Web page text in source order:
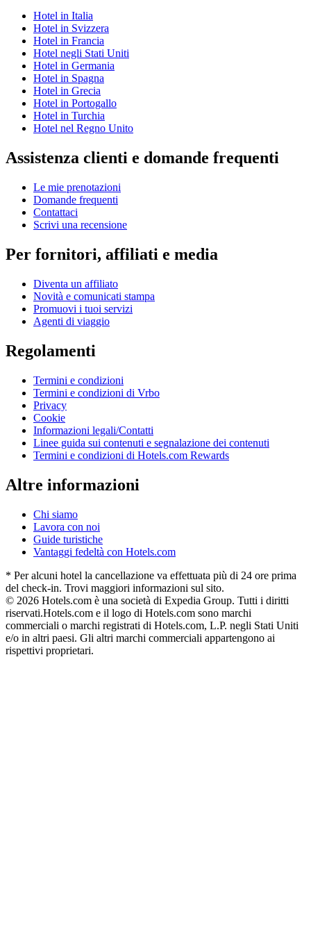
Hotel in Italia
Hotel in Svizzera
Hotel in Francia
Hotel negli Stati Uniti
Hotel in Germania
Hotel in Spagna
Hotel in Grecia
Hotel in Portogallo
Hotel in Turchia
Hotel nel Regno Unito
Assistenza clienti e domande frequenti
Le mie prenotazioni
Domande frequenti
Contattaci
Scrivi una recensione
Per fornitori, affiliati e media
Diventa un affiliato
Novità e comunicati stampa
Promuovi i tuoi servizi
Agenti di viaggio
Regolamenti
Termini e condizioni
Termini e condizioni di Vrbo
Privacy
Cookie
Informazioni legali/Contatti
Linee guida sui contenuti e segnalazione dei contenuti
Termini e condizioni di Hotels.com Rewards
Altre informazioni
Chi siamo
Lavora con noi
Guide turistiche
Vantaggi fedeltà con Hotels.com
* Per alcuni hotel la cancellazione va effettuata più di 24 ore prima
del check-in. Trovi maggiori informazioni sul sito.
© 2026 Hotels.com è una società di Expedia Group. Tutti i diritti
riservati.Hotels.com e il logo di Hotels.com sono marchi
commerciali o marchi registrati di Hotels.com, L.P. negli Stati Uniti
e/o in altri paesi. Gli altri marchi commerciali appartengono ai
rispettivi proprietari.